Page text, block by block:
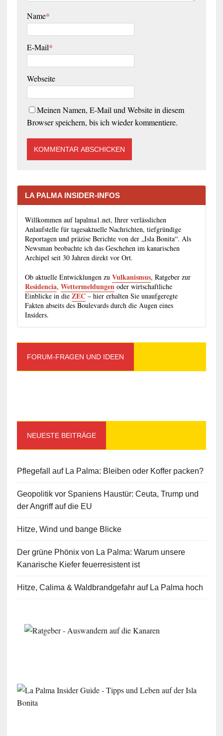
Name*
E-Mail*
Webseite
Meinen Namen, E-Mail und Website in diesem
Browser speichern, bis ich wieder kommentiere.
LA PALMA INSIDER-INFOS
Willkommen auf lapalma1.net, Ihrer verlässlichen
Anlaufstelle für tagesaktuelle Nachrichten, tiefgründige
Reportagen und präzise Berichte von der „Isla Bonita“. Als
Newsman beobachte ich das Geschehen im kanarischen
Archipel seit 30 Jahren direkt vor Ort.
Ob aktuelle Entwicklungen zu Vulkanismus, Ratgeber zur
Residencia, Wettermeldungen oder wirtschaftliche
Einblicke in dieZEC– hier erhalten Sie unaufgeregte
Fakten abseits des Boulevards durch die Augen eines
Insiders.
FORUM-FRAGEN UND IDEEN
NEUESTE BEITRÄGE
Pflegefall auf La Palma: Bleiben oder Koffer packen?
Geopolitik vor Spaniens Haustür: Ceuta, Trump und
der Angriff auf die EU
Hitze, Wind und bange Blicke
Der grüne Phönix von La Palma: Warum unsere
Kanarische Kiefer feuerresistent ist
Hitze, Calima & Waldbrandgefahr auf La Palma hoch